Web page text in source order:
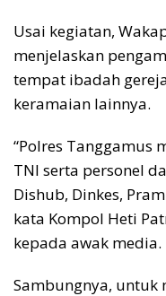
Usai kegiatan,
menjelaskan
tempat ibadah
keramaian lainnya.
“Polres Tanggamus
TNI serta personel
Dishub, Dinkes,
kata Kompol Heti
kepada awak media.
Sambungnya, untuk